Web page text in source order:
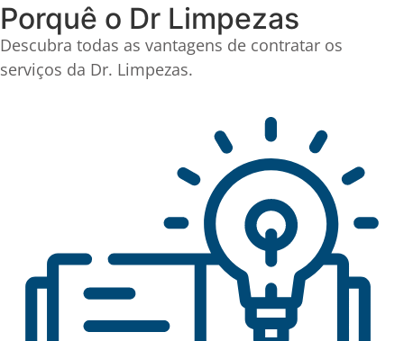
Porquê o Dr Limpezas
Descubra todas as vantagens de contratar os
serviços da Dr. Limpezas.